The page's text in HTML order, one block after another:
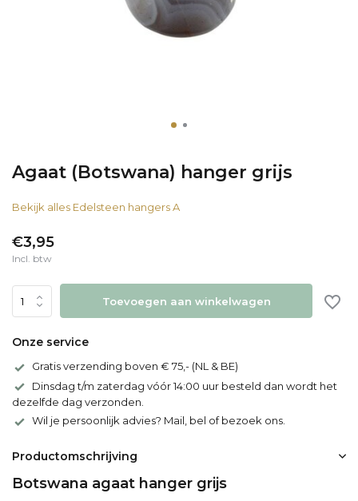
Agaat (Botswana) hanger grijs
Bekijk alles Edelsteen hangers A
€3,95
Incl. btw
Toevoegen aan winkelwagen
Onze service
Gratis verzending boven € 75,- (NL & BE)
Dinsdag t/m zaterdag vóór 14:00 uur besteld dan wordt het
dezelfde dag verzonden.
Wil je persoonlijk advies? Mail, bel of bezoek ons.
Productomschrijving
Botswana agaat hanger grijs